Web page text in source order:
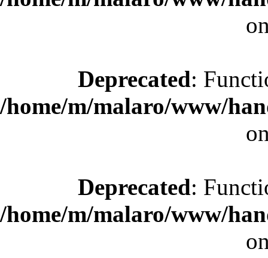
Deprecated:
/home/m/malaro/www/
Deprecated:
/home/m/malaro/www/